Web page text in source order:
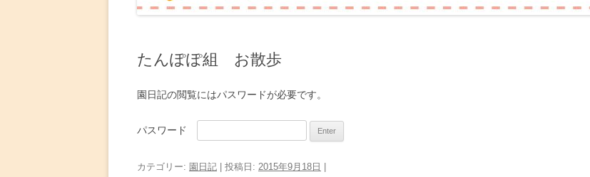
ッ
たんぽぽ組 お散歩
園日記の閲覧にはパスワードが必要です。
パスワード
カテゴリー: 園日記 | 投稿日: 2015年9月18日